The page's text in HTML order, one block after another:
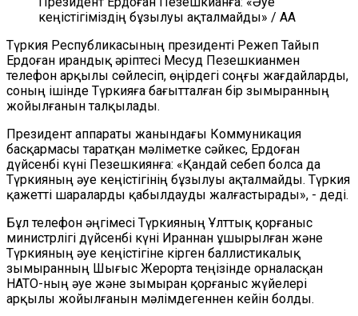
кеңістігіміздің бұзылуы ақталмайды» / AA
Түркия Республикасының президенті Режеп Тайып
Ердоған ирандық әріптесі Месуд Пезешкианмен
телефон арқылы сөйлесіп, өңірдегі соңғы жағдайларды,
соның ішінде Түркияға бағытталған бір зымыранның
жойылғанын талқылады.
Президент аппараты жанындағы Коммуникация
басқармасы таратқан мәліметке сәйкес, Ердоған
дүйсенбі күні Пезешкиянға: «Қандай себеп болса да
Түркияның әуе кеңістігінің бұзылуы ақталмайды. Түркия
қажетті шараларды қабылдауды жалғастырады», - деді.
Бұл телефон әңгімесі Түркияның Ұлттық қорғаныс
министрлігі дүйсенбі күні Ираннан ұшырылған және
Түркияның әуе кеңістігіне кірген баллистикалық
зымыранның Шығыс Жерорта теңізінде орналасқан
НАТО-ның әуе және зымыран қорғаныс жүйелері
арқылы жойылғанын мәлімдегеннен кейін болды.